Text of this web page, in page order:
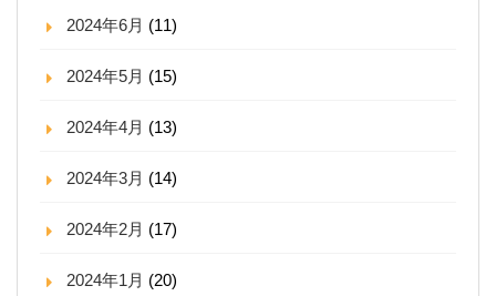
2024年6月 (11)
2024年5月 (15)
2024年4月 (13)
2024年3月 (14)
2024年2月 (17)
2024年1月 (20)